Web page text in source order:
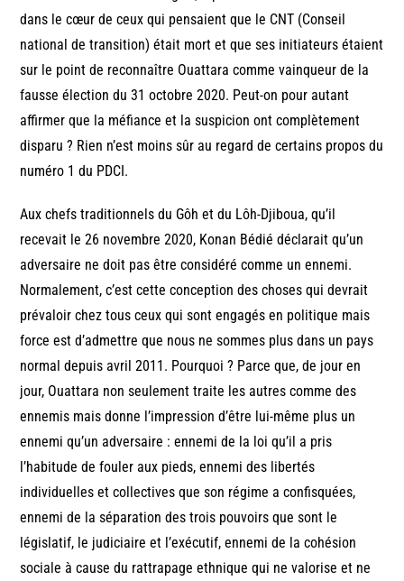
dans le cœur de ceux qui pensaient que le CNT (Conseil
national de transition) était mort et que ses initiateurs étaient
sur le point de reconnaître Ouattara comme vainqueur de la
fausse élection du 31 octobre 2020. Peut-on pour autant
affirmer que la méfiance et la suspicion ont complètement
disparu ? Rien n’est moins sûr au regard de certains propos du
numéro 1 du PDCI.
Aux chefs traditionnels du Gôh et du Lôh-Djiboua, qu’il
recevait le 26 novembre 2020, Konan Bédié déclarait qu’un
adversaire ne doit pas être considéré comme un ennemi.
Normalement, c’est cette conception des choses qui devrait
prévaloir chez tous ceux qui sont engagés en politique mais
force est d’admettre que nous ne sommes plus dans un pays
normal depuis avril 2011. Pourquoi ? Parce que, de jour en
jour, Ouattara non seulement traite les autres comme des
ennemis mais donne l’impression d’être lui-même plus un
ennemi qu’un adversaire : ennemi de la loi qu’il a pris
l’habitude de fouler aux pieds, ennemi des libertés
individuelles et collectives que son régime a confisquées,
ennemi de la séparation des trois pouvoirs que sont le
législatif, le judiciaire et l’exécutif, ennemi de la cohésion
sociale à cause du rattrapage ethnique qui ne valorise et ne